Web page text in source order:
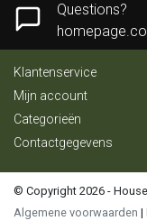
Questions?
Klantenservice
Mijn account
Categorieën
Contactgegevens
© Copyright 2026 -
Algemene voorwaarden |